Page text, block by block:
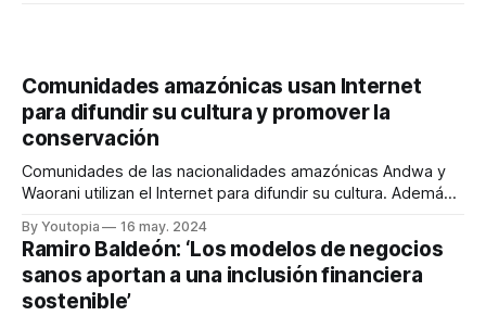
Comunidades amazónicas usan Internet
para difundir su cultura y promover la
conservación
Comunidades de las nacionalidades amazónicas Andwa y
Waorani utilizan el Internet para difundir su cultura. Además,
Emilia Trujillo Daniel Dahua está aprovechando la conexión a
Internet para promocionar el Andwa, una lengua de la
Amazonía ecuatoriana que se encuentra en riesgo
By Youtopia 16 may. 2024
Ramiro Baldeón: ‘Los modelos de negocios
sanos aportan a una inclusión financiera
sostenible’